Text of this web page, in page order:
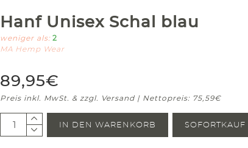
Hanf Unisex Schal blau
weniger als: 2
MA Hemp Wear
89,95€
Preis inkl. MwSt. & zzgl. Versand | Nettopreis: 75,59€
IN DEN WARENKORB SOFORTKAUF